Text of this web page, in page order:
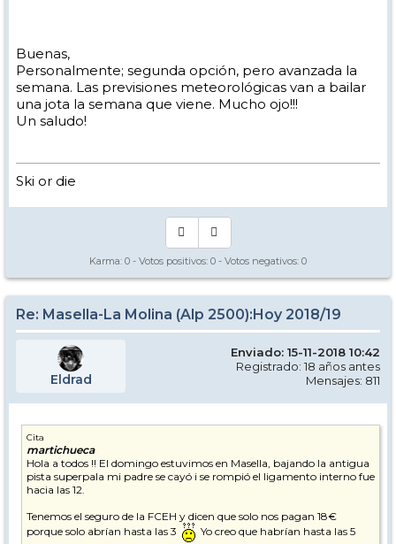
Buenas,
Personalmente; segunda opción, pero avanzada la
semana. Las previsiones meteorológicas van a bailar
una jota la semana que viene. Mucho ojo!!!
Un saludo!
Ski or die
Karma: 0 - Votos positivos: 0 - Votos negativos: 0
Re: Masella-La Molina (Alp 2500):Hoy 2018/19
Eldrad
Enviado: 15-11-2018 10:42
Registrado: 18 años antes
Mensajes: 811
Cita
martichueca
Hola a todos !! El domingo estuvimos en Masella, bajando la antigua
pista superpala mi padre se cayó i se rompió el ligamento interno fue
hacia las 12.
Tenemos el seguro de la FCEH y dicen que solo nos pagan 18€
porque solo abrían hasta las 3
Yo creo que habrían hasta las 5